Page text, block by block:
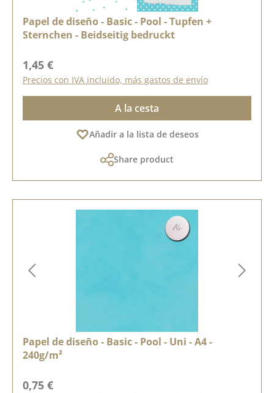
Papel de diseño - Basic - Pool - Tupfen +
Sternchen - Beidseitig bedruckt
Precio normal:
1,45 €
Precios con IVA incluido, más gastos de envío
A la cesta
Añadir a la lista de deseos
Share product
Papel de diseño - Basic - Pool - Uni - A4 -
240g/m²
Precio normal:
0,75 €